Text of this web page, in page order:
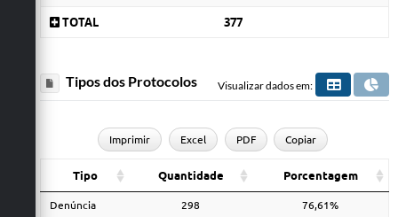
TOTAL 377
Tipos dos Protocolos Visualizar dados em:
Imprimir Excel PDF Copiar
Tipo Quantidade Porcentagem
Denúncia 298 76,61%